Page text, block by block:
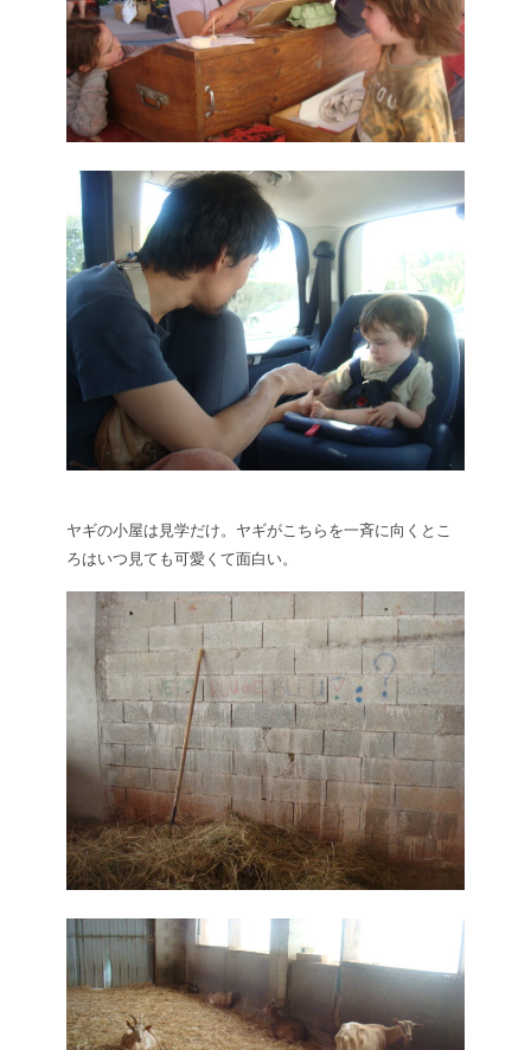
ヤギの小屋は見学だけ。ヤギがこちらを一斉に向くとこ
ろはいつ見ても可愛くて面白い。